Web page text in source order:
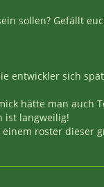
sollen? Gefällt
entwickler sich
hätte man auch
ist langweilig!
roster dieser